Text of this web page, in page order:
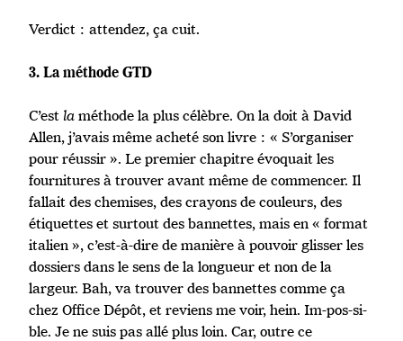
Verdict : attendez, ça cuit.
3. La méthode GTD
C’est laméthode la plus célèbre. On la doit à David
Allen, j’avais même acheté son livre : « S’organiser
pour réussir ». Le premier chapitre évoquait les
fournitures à trouver avant même de commencer. Il
fallait des chemises, des crayons de couleurs, des
étiquettes et surtout des bannettes, mais en « format
italien », c’est-à-dire de manière à pouvoir glisser les
dossiers dans le sens de la longueur et non de la
largeur. Bah, va trouver des bannettes comme ça
chez Office Dépôt, et reviens me voir, hein. Im-pos-si-
ble. Je ne suis pas allé plus loin. Car, outre ce